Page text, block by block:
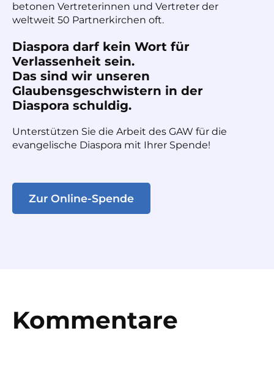
betonen Vertreterinnen und Vertreter der
weltweit 50 Partnerkirchen oft.
Diaspora darf kein Wort für
Verlassenheit sein.
Das sind wir unseren
Glaubensgeschwistern in der
Diaspora schuldig.
Unterstützen Sie die Arbeit des GAW für die
evangelische Diaspora mit Ihrer Spende!
Zur Online-Spende
Kommentare